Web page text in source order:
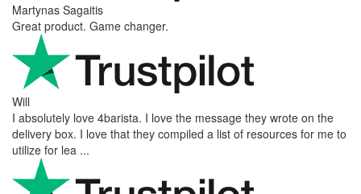
Martynas Sagaitis
Great product. Game changer.
Will
I absolutely love 4barista. I love the message they wrote on the
delivery box. I love that they compiled a list of resources for me to
utilize for lea ...